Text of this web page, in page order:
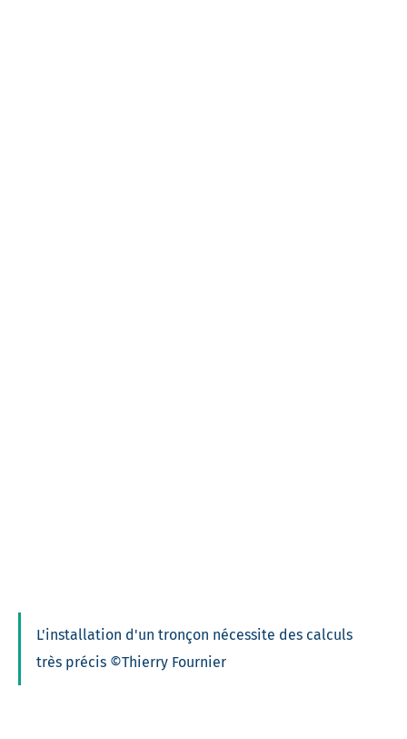
L'installation d'un tronçon nécessite des calculs
très précis ©Thierry Fournier